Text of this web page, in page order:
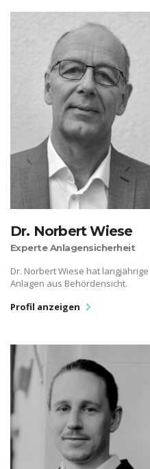
Dr. Norbert Wiese
Experte Anlagensicherheit
Dr. Norbert Wiese hat
Anlagen aus Behördensicht.
Profil anzeigen